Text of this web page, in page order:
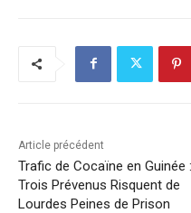
Article précédent
Trafic de Cocaïne en Guinée :
Trois Prévenus Risquent de
Lourdes Peines de Prison